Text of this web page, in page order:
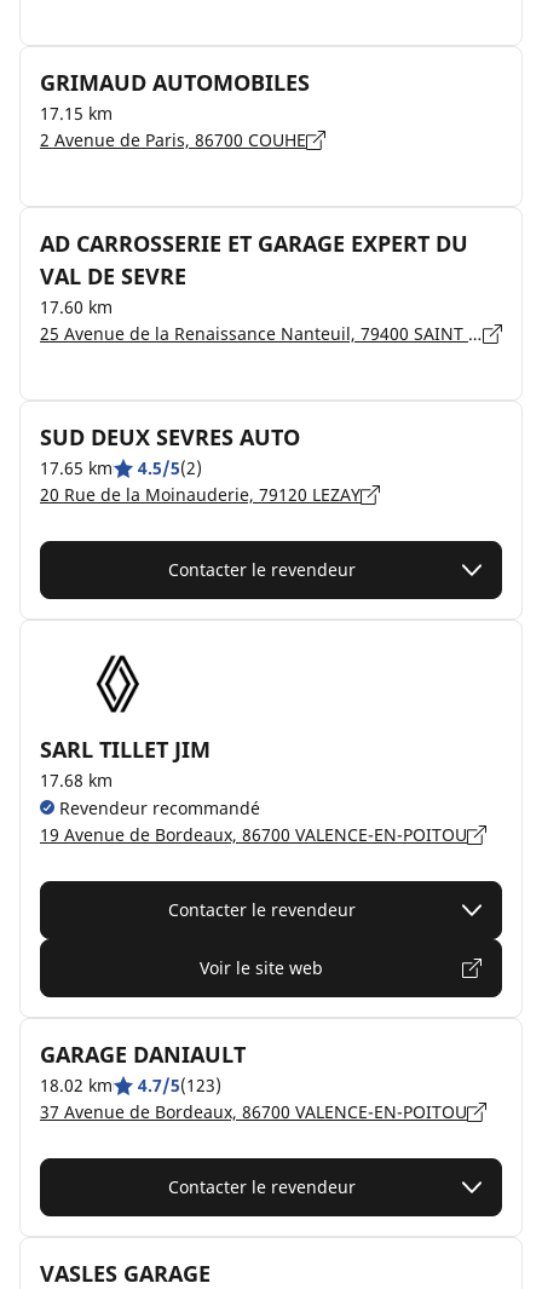
GRIMAUD AUTOMOBILES
17.15 km
2 Avenue de Paris, 86700 COUHE
AD CARROSSERIE ET GARAGE EXPERT DU
VAL DE SEVRE
17.60 km
25 Avenue de la Renaissance Nanteuil, 79400 SAINT MAIXENT L'ECOLE
SUD DEUX SEVRES AUTO
17.65 km 4.5/5(2)
20 Rue de la Moinauderie, 79120 LEZAY
Contacter le revendeur
SARL TILLET JIM
17.68 km
Revendeur recommandé
19 Avenue de Bordeaux, 86700 VALENCE-EN-POITOU
Contacter le revendeur
Voir le site web
GARAGE DANIAULT
18.02 km 4.7/5(123)
37 Avenue de Bordeaux, 86700 VALENCE-EN-POITOU
Contacter le revendeur
VASLES GARAGE